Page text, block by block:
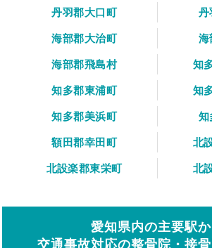
丹羽郡大口町
丹
海部郡大治町
海
海部郡飛島村
知
知多郡東浦町
知
知多郡美浜町
知
額田郡幸田町
北
北設楽郡東栄町
北
愛知県内の主要駅か
交通事故対応の整骨院・接